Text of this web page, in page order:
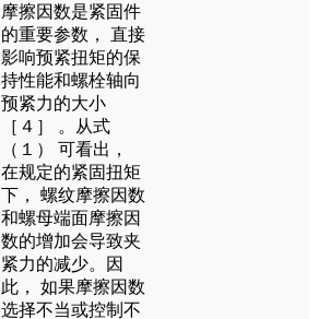
摩擦因数是紧固件
的重要参数， 直接
影响预紧扭矩的保
持性能和螺栓轴向
预紧力的大小
［４］ 。从式
（１） 可看出，
在规定的紧固扭矩
下， 螺纹摩擦因数
和螺母端面摩擦因
数的增加会导致夹
紧力的减少。因
此， 如果摩擦因数
选择不当或控制不